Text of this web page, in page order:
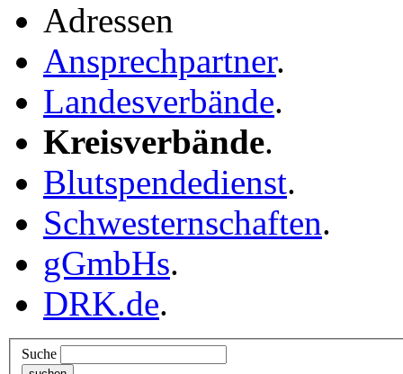
Adressen
Ansprechpartner.
Landesverbände.
Kreisverbände.
Blutspendedienst.
Schwesternschaften.
gGmbHs.
DRK.de.
Suche